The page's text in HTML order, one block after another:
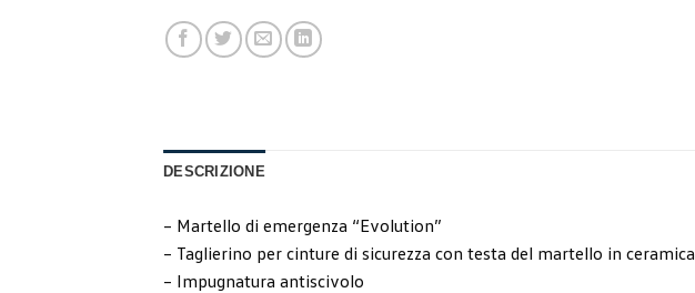
DESCRIZIONE
– Martello di emergenza “Evolution”
– Taglierino per cinture di sicurezza con testa del martello in ceramica
– Impugnatura antiscivolo